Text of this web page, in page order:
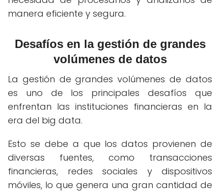
manera eficiente y segura.
Desafíos en la gestión de grandes
volúmenes de datos
La gestión de grandes volúmenes de datos
es uno de los principales desafíos que
enfrentan las instituciones financieras en la
era del big data.
Esto se debe a que los datos provienen de
diversas fuentes, como transacciones
financieras, redes sociales y dispositivos
móviles, lo que genera una gran cantidad de